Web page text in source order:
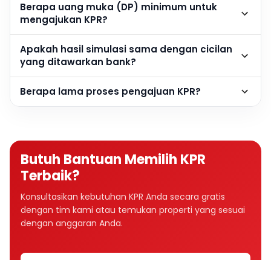
Berapa uang muka (DP) minimum untuk
mengajukan KPR?
Apakah hasil simulasi sama dengan cicilan
yang ditawarkan bank?
Berapa lama proses pengajuan KPR?
Butuh Bantuan Memilih KPR
Terbaik?
Konsultasikan kebutuhan KPR Anda secara gratis
dengan tim kami atau temukan properti yang sesuai
dengan anggaran Anda.